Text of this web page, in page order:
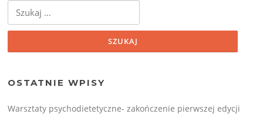
OSTATNIE WPISY
Warsztaty psychodietetyczne- zakończenie pierwszej edycji